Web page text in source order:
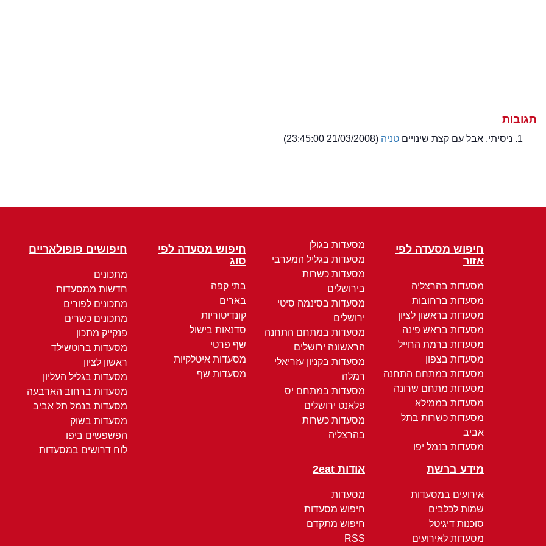
תגובות
ניסיתי, אבל עם קצת שינויים טניה (21/03/2008 23:45:00)
חיפוש מסעדה לפי
אזור
מסעדות בהרצליה
מסעדות ברחובות
מסעדות בראשון לציון
מסעדות בראש פינה
מסעדות ברמת החייל
מסעדות בצפון
מסעדות במתחם התחנה
מסעדות מתחם שרונה
מסעדות בממילא
מסעדות כשרות בתל
אביב
מסעדות בנמל יפו
מסעדות בגולן
מסעדות בגליל המערבי
מסעדות כשרות
בירושלים
מסעדות בסינמה סיטי
ירושלים
מסעדות במתחם התחנה
הראשונה ירושלים
מסעדות בקניון עזריאלי
רמלה
מסעדות במתחם יס
פלאנט ירושלים
מסעדות כשרות
בהרצליה
חיפוש מסעדה לפי
סוג
בתי קפה
בארים
קונדיטוריות
סדנאות בישול
שף פרטי
מסעדות איטלקיות
מסעדות שף
חיפושים פופולאריים
מתכונים
חדשות ממסעדות
מתכונים לפורים
מתכונים כשרים
פנקייק מתכון
מסעדות ברוטשילד
ראשון לציון
מסעדות בגליל העליון
מסעדות ברחוב הארבעה
מסעדות בנמל תל אביב
מסעדות בשוק
הפשפשים ביפו
לוח דרושים במסעדות
מידע ברשת
אירועים במסעדות
שמות לכלבים
סוכנות דיגיטל
מסעדות לאירועים
אודות 2eat
מסעדות
חיפוש מסעדות
חיפוש מתקדם
RSS